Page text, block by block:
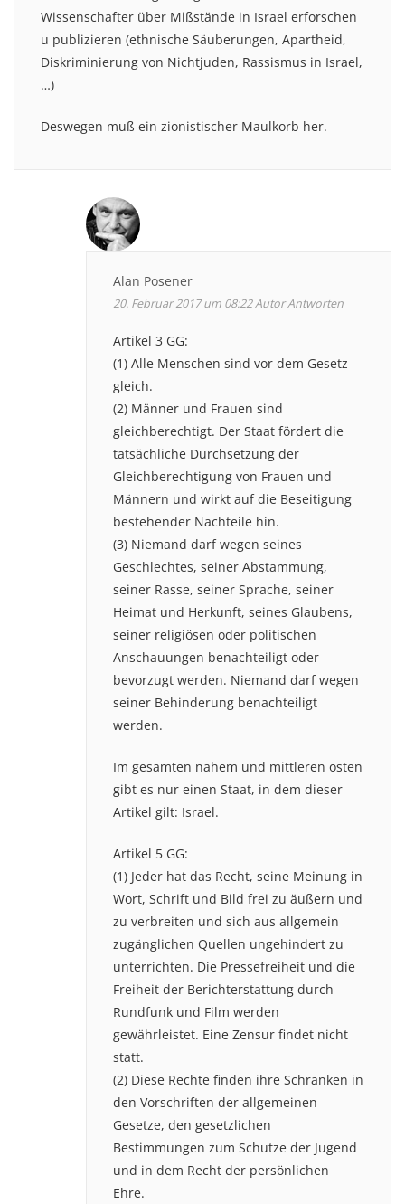
Wissenschafter über Mißstände in Israel erforschen
u publizieren (ethnische Säuberungen, Apartheid,
Diskriminierung von Nichtjuden, Rassismus in Israel,
…)
Deswegen muß ein zionistischer Maulkorb her.
Alan Posener
20. Februar 2017 um 08:22AutorAntworten
Artikel 3 GG:
(1) Alle Menschen sind vor dem Gesetz
gleich.
(2) Männer und Frauen sind
gleichberechtigt. Der Staat fördert die
tatsächliche Durchsetzung der
Gleichberechtigung von Frauen und
Männern und wirkt auf die Beseitigung
bestehender Nachteile hin.
(3) Niemand darf wegen seines
Geschlechtes, seiner Abstammung,
seiner Rasse, seiner Sprache, seiner
Heimat und Herkunft, seines Glaubens,
seiner religiösen oder politischen
Anschauungen benachteiligt oder
bevorzugt werden. Niemand darf wegen
seiner Behinderung benachteiligt
werden.
Im gesamten nahem und mittleren osten
gibt es nur einen Staat, in dem dieser
Artikel gilt: Israel.
Artikel 5 GG:
(1) Jeder hat das Recht, seine Meinung in
Wort, Schrift und Bild frei zu äußern und
zu verbreiten und sich aus allgemein
zugänglichen Quellen ungehindert zu
unterrichten. Die Pressefreiheit und die
Freiheit der Berichterstattung durch
Rundfunk und Film werden
gewährleistet. Eine Zensur findet nicht
statt.
(2) Diese Rechte finden ihre Schranken in
den Vorschriften der allgemeinen
Gesetze, den gesetzlichen
Bestimmungen zum Schutze der Jugend
und in dem Recht der persönlichen
Ehre.